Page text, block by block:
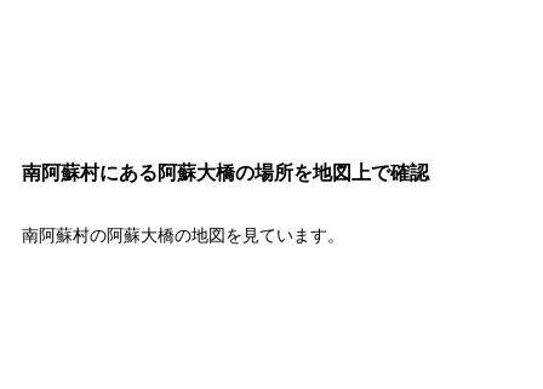
南阿蘇村にある阿蘇大橋の場所を地図上で確認
南阿蘇村の阿蘇大橋の地図を見ています。